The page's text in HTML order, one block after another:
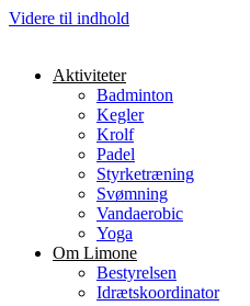
Videre til indhold
Aktiviteter
Badminton
Kegler
Krolf
Padel
Styrketræning
Svømning
Vandaerobic
Yoga
Om Limone
Bestyrelsen
Idrætskoordinator